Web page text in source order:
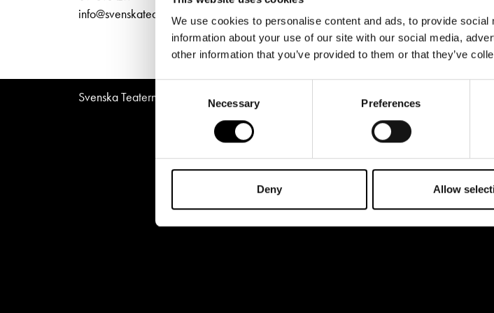
We use cookies to personalise content and ads, to provide
information about your use of our site with our social media,
other information that you’ve provided to them or that they’ve
Necessary Preferences
Deny Allow
Platskarta
info@svenskateatern.fi
Svenska Teatern © All Rights Reserved 2026